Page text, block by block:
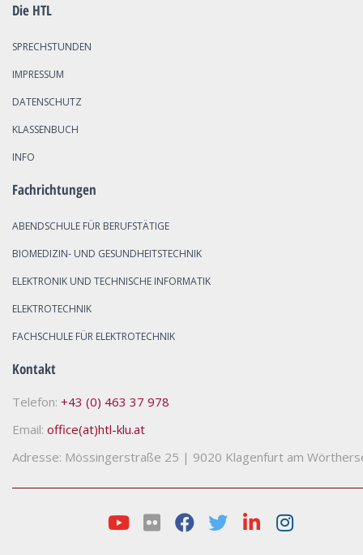
Die HTL
SPRECHSTUNDEN
IMPRESSUM
DATENSCHUTZ
KLASSENBUCH
INFO
Fachrichtungen
ABENDSCHULE FÜR BERUFSTÄTIGE
BIOMEDIZIN- UND GESUNDHEITSTECHNIK
ELEKTRONIK UND TECHNISCHE INFORMATIK
ELEKTROTECHNIK
FACHSCHULE FÜR ELEKTROTECHNIK
Kontakt
Telefon: +43 (0) 463 37 978
Email: office(at)htl-klu.at
Adresse: Mössingerstraße 25 | 9020 Klagenfurt am